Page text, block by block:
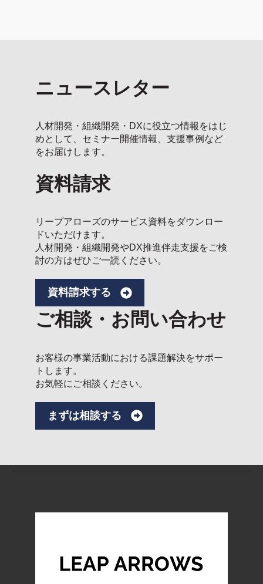
ニュースレター
人材開発・組織開発・DXに役立つ情報をはじ
めとして、セミナー開催情報、支援事例など
をお届けします。
資料請求
リープアローズのサービス資料をダウンロー
ドいただけます。
人材開発・組織開発やDX推進伴走支援をご検
討の方はぜひご一読ください。
資料請求する
ご相談・お問い合わせ
お客様の事業活動における課題解決をサポー
トします。
お気軽にご相談ください。
まずは相談する